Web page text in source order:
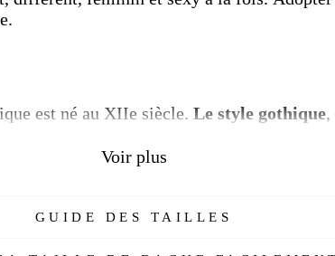
est né au XIIe siècle. Le style gothique,
XVIe siècle. Vous pouvez souvent voir
Voir plus
GUIDE DES TAILLES